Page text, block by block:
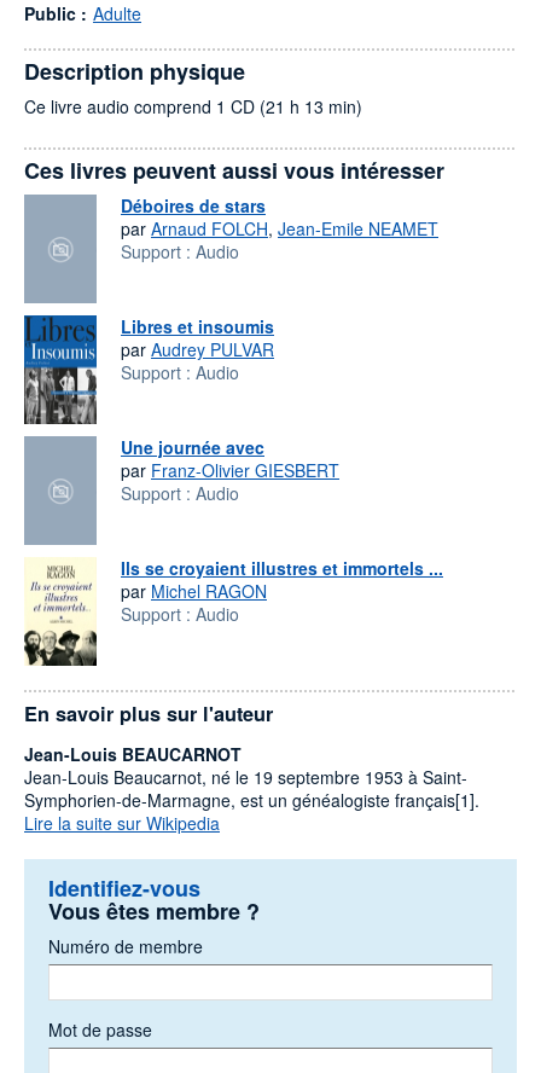
Public : Adulte
Description physique
Ce livre audio comprend 1 CD (21 h 13 min)
Ces livres peuvent aussi vous intéresser
Déboires de stars
par Arnaud FOLCH, Jean-Emile NEAMET
Support : Audio
Libres et insoumis
par Audrey PULVAR
Support : Audio
Une journée avec
par Franz-Olivier GIESBERT
Support : Audio
Ils se croyaient illustres et immortels ...
par Michel RAGON
Support : Audio
En savoir plus sur l'auteur
Jean-Louis BEAUCARNOT
Jean-Louis Beaucarnot, né le 19 septembre 1953 à Saint-
Symphorien-de-Marmagne, est un généalogiste français[1].
Lire la suite sur Wikipedia
Identifiez-vous
Vous êtes membre ?
Numéro de membre
Mot de passe